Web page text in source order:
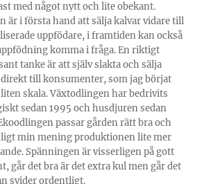
med något nytt och lite obekant.
är i första hand att sälja kalvar vidare till
uppfödare, i framtiden kan också
komma i fråga. En riktigt
tanke är att själv slakta och sälja
till konsumenter, som jag börjat
skala. Växtodlingen har bedrivits
sedan 1995 och husdjuren sedan
passar gården rätt bra och
min mening produktionen lite mer
Spänningen är visserligen på gott
går det bra är det extra kul men går det
svider ordentligt.